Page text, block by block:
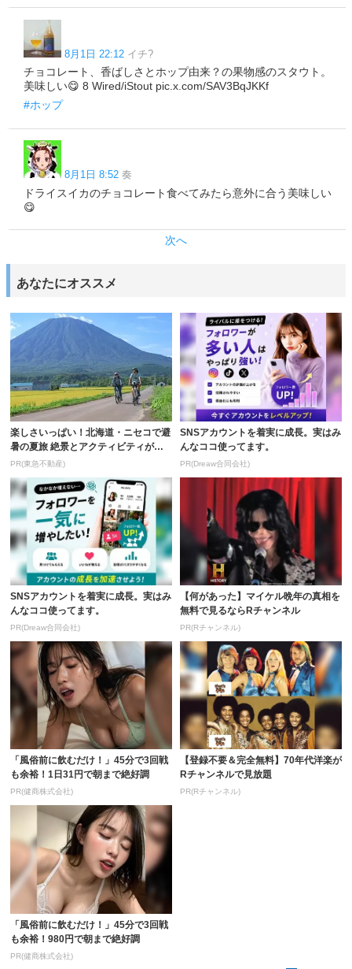
8月1日 22:12 イチ?
チョコレート、香ばしさとホップ由来？の果物感のスタウト。
美味しい😋 8 Wired/iStout pic.x.com/SAV3BqJKKf
#ホップ
8月1日 8:52 奏
ドライスイカのチョコレート食べてみたら意外に合う美味しい
😋
次へ
あなたにオススメ
楽しさいっぱい！北海道・ニセコで避
暑の夏旅 絶景とアクティビティが揃
う「ニセコ東...
PR(東急不動産)
SNSアカウントを着実に成長。実はみ
んなココ使ってます。
PR(Dreaw合同会社)
SNSアカウントを着実に成長。実はみ
んなココ使ってます。
PR(Dreaw合同会社)
【何があった】マイケル晩年の真相を
無料で見るならRチャンネル
PR(Rチャンネル)
「風俗前に飲むだけ！」45分で3回戦
も余裕！1日31円で朝まで絶好調
PR(健商株式会社)
【登録不要＆完全無料】70年代洋楽が
Rチャンネルで見放題
PR(Rチャンネル)
「風俗前に飲むだけ！」45分で3回戦
も余裕！980円で朝まで絶好調
PR(健商株式会社)